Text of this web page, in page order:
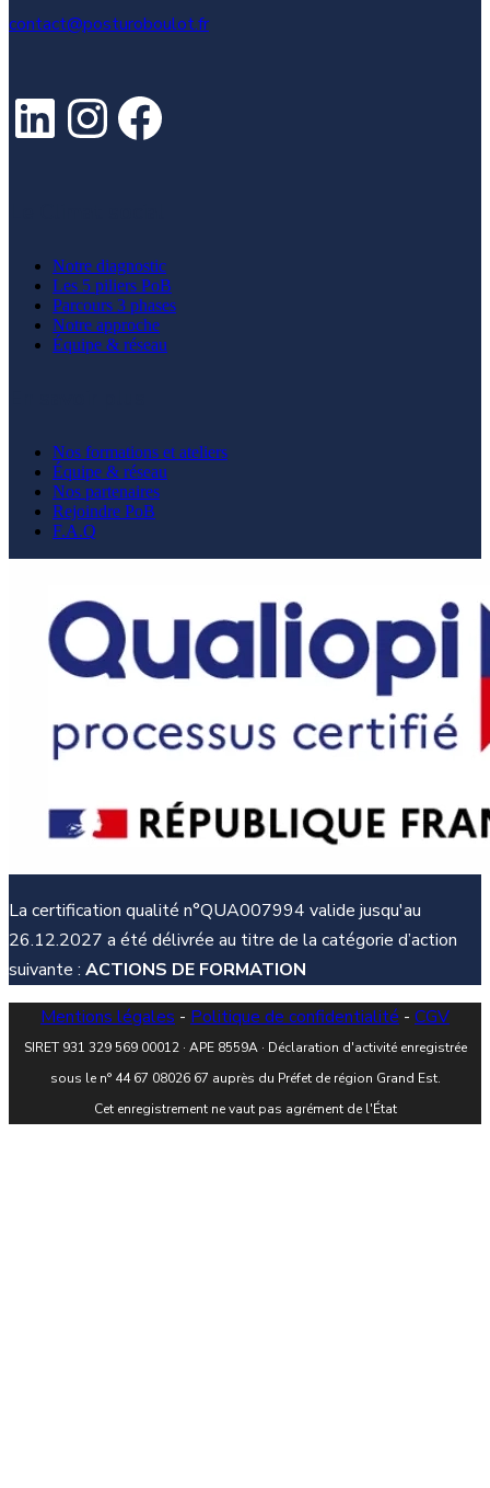
contact@posturoboulot.fr
LinkedIn
Instagram
Facebook
Notre diagnostic
Les 5 piliers PoB
Parcours 3 phases
Notre approche
Équipe & réseau
Nos formations et ateliers
Équipe & réseau
Nos partenaires
Rejoindre PoB
F.A.Q
La certification qualité n°QUA007994 valide jusqu'au
26.12.2027 a été délivrée au titre de la catégorie d’action
suivante : ACTIONS DE FORMATION
Mentions légales - Politique de confidentialité - CGV
SIRET 931 329 569 00012 · APE 8559A · Déclaration d'activité enregistrée
sous le n° 44 67 08026 67 auprès du Préfet de région Grand Est.
Cet enregistrement ne vaut pas agrément de l'État